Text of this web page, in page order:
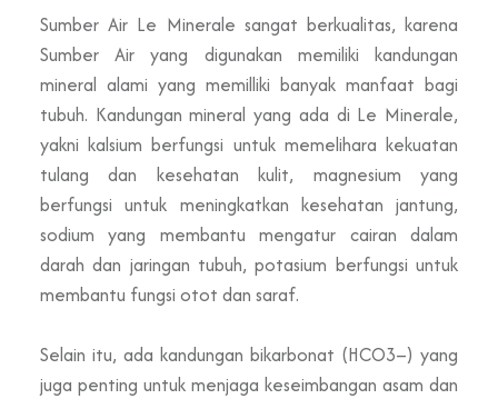
Sumber Air Le Minerale sangat berkualitas, karena
Sumber Air yang digunakan memiliki kandungan
mineral alami yang memilliki banyak manfaat bagi
tubuh. Kandungan mineral yang ada di Le Minerale,
yakni kalsium berfungsi untuk memelihara kekuatan
tulang dan kesehatan kulit, magnesium yang
berfungsi untuk meningkatkan kesehatan jantung,
sodium yang membantu mengatur cairan dalam
darah dan jaringan tubuh, potasium berfungsi untuk
membantu fungsi otot dan saraf.
Selain itu, ada kandungan bikarbonat (HCO3–) yang
juga penting untuk menjaga keseimbangan asam dan